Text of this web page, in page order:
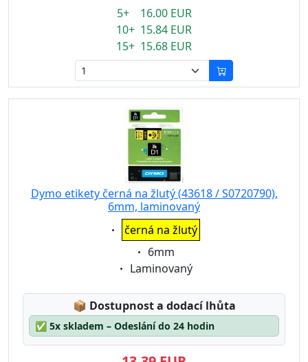
5+ 16.00 EUR
10+ 15.84 EUR
15+ 15.68 EUR
Dymo etikety černá na žlutý (43618 / S0720790),
6mm, laminovaný
Eigenschaft:
černá na žlutý
Eigenschaft:
6mm
Eigenschaft:
Laminovaný
📦 Lagerstatus:
Dostupnost a dodací lhůta
✅ 5x skladem – Odeslání do 24 hodin